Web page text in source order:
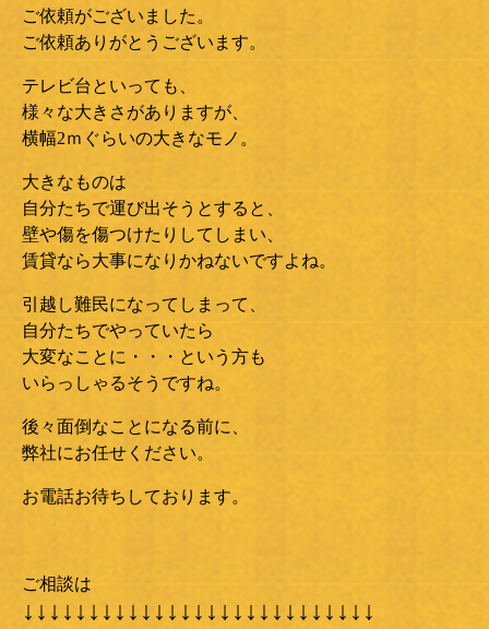
ご依頼がございました。
ご依頼ありがとうございます。
テレビ台といっても、
様々な大きさがありますが、
横幅2ｍぐらいの大きなモノ。
大きなものは
自分たちで運び出そうとすると、
壁や傷を傷つけたりしてしまい、
賃貸なら大事になりかねないですよね。
引越し難民になってしまって、
自分たちでやっていたら
大変なことに・・・という方も
いらっしゃるそうですね。
後々面倒なことになる前に、
弊社にお任せください。
お電話お待ちしております。
ご相談は
↓↓↓↓↓↓↓↓↓↓↓↓↓↓↓↓↓↓↓↓↓↓↓↓↓↓↓